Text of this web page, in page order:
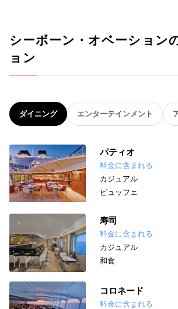
シーボーン・オベーション
ョン
ダイニング エンターテインメント
パティオ
料金に含まれる
カジュアル
ビュッフェ
寿司
料金に含まれる
カジュアル
和食
コロネード
料金に含まれる